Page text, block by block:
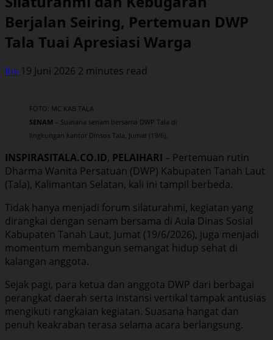
Berjalan Seiring, Pertemuan DWP
Tala Tuai Apresiasi Warga
Ins 19 Juni 2026 2 minutes read
FOTO: MC KAB TALA
SENAM – Suasana senam bersama DWP Tala di
lingkungan kantor Dinsos Tala, Jumat (19/6).
INSPIRASITALA.CO.ID, PELAIHARI – Pertemuan rutin
Dharma Wanita Persatuan (DWP) Kabupaten Tanah Laut
(Tala), Kalimantan Selatan, kali ini tampil berbeda.
Tidak hanya menjadi forum silaturahmi, kegiatan yang
dirangkai dengan senam bersama di Aula Dinas Sosial
Kabupaten Tanah Laut, Jumat (19/6/2026), juga menjadi
momentum membangun semangat hidup sehat di
kalangan anggota.
Sejak pagi, para ketua dan anggota DWP dari berbagai
perangkat daerah serta instansi vertikal tampak antusias
mengikuti rangkaian kegiatan. Suasana hangat dan
penuh keakraban terasa selama acara berlangsung.